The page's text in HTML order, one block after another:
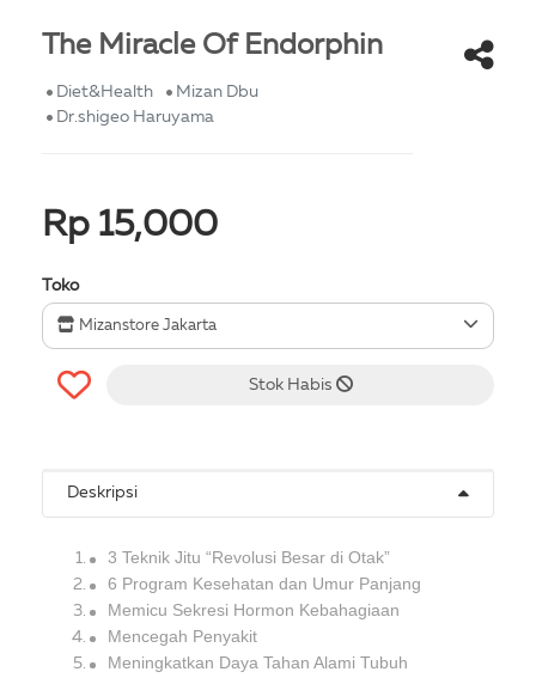
The Miracle Of Endorphin
Diet&Health
Mizan Dbu
Dr.shigeo Haruyama
Rp 15,000
Toko
Mizanstore Jakarta
Stok Habis
Deskripsi
3 Teknik Jitu “Revolusi Besar di Otak”
6 Program Kesehatan dan Umur Panjang
Memicu Sekresi Hormon Kebahagiaan
Mencegah Penyakit
Meningkatkan Daya Tahan Alami Tubuh